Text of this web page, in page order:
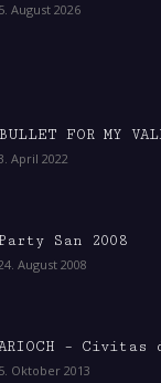
5. August 2026
BULLET FOR MY
April 2022
San 2008
August 2008
– Civitas
5. Oktober 2013